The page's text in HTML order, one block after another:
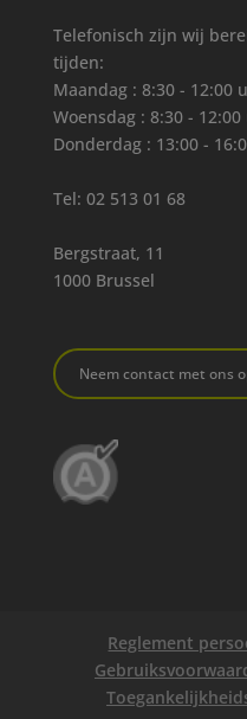
Telefonisch zijn wij
tijden:
Maandag : 8:30 - 12:00
Woensdag : 8:30 -
Donderdag : 13:00 -
Tel: 02 513 01 68
Bergstraat, 11
1000 Brussel
Neem contact met ons
Reglement